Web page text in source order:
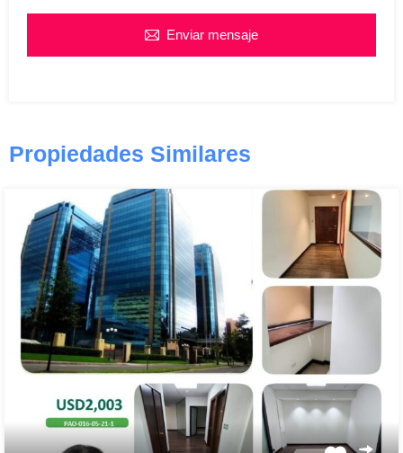
Enviar mensaje
Propiedades Similares